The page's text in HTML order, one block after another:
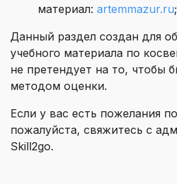
материал: artemmazur.ru;
Данный раздел создан для
учебного материала по
не претендует на то, чтобы
методом оценки.
Если у вас есть пожелания
пожалуйста, свяжитесь с
Skill2go.